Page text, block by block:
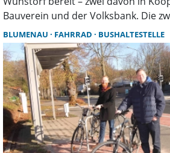
Bauverein und der Volksbank. Die
Oststadt stärkt nachhaltige Mobilität
Teilhabe. Mitglieder profitieren von
BLUMENAU FAHRRAD BUSHALTESTELLE